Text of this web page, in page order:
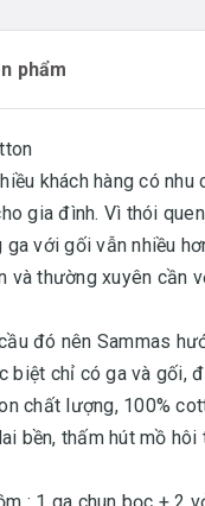
phẩm
khách hàng có nhu
gia đình. Vì thói
với gối vẫn nhiều
và thường xuyên cần
đó nên Sammas
biệt chỉ có ga và gối,
chất lượng, 100%
bền, thấm hút mồ hôi